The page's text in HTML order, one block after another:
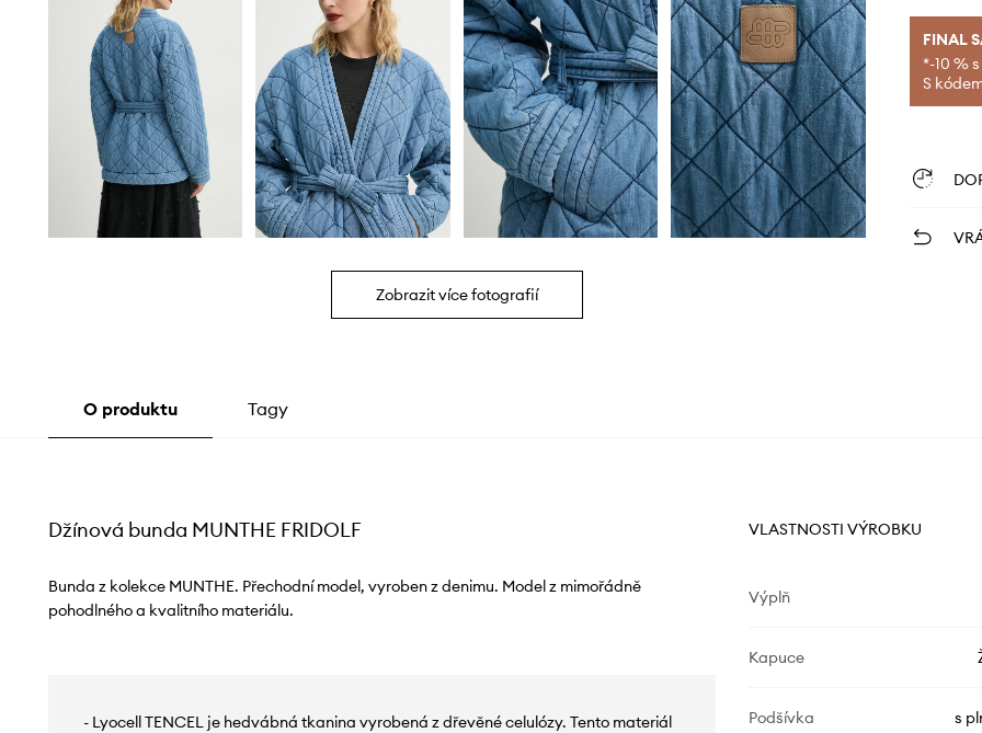
Zobrazit více fotografií
FINAL
*-10 %
S
O produktu Tagy
Džínová bunda MUNTHE FRIDOLF
Bunda z kolekce MUNTHE. Přechodní model, vyroben z denimu. Model z mimořádně
pohodlného a kvalitního materiálu.
- Lyocell TENCEL je hedvábná tkanina vyrobená z dřevěné celulózy. Tento materiál
VLASTNOSTI VÝROBKU
Výplň
Kapuce
Podšívka s